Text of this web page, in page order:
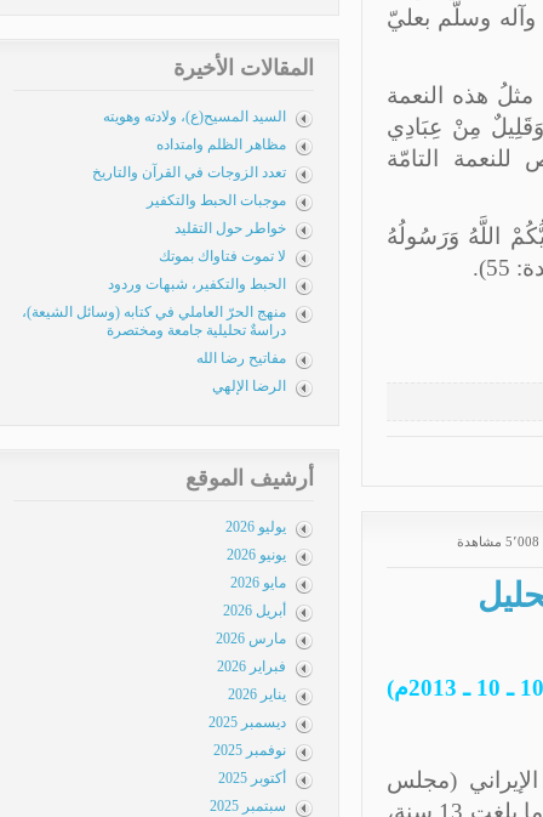
وسلَّم بعليّ
هذه النعمة
مِنْ عِبَادِي
للنعمة التامّة
اللَّهُ وَرَسُولُهُ
مشاهدة
(مجلس
الشورى) على مشروع قانون يبيح للرجل أن يتزوَّج (ابنته) بالتبنّي إذا ما بلغت 13 سنة،
المقالات الأخيرة
السيد المسيح(ع)، ولادته وهويته
مظاهر الظلم وامتداده
تعدد الزوجات في القرآن والتاريخ
موجبات الحبط والتكفير
خواطر حول التقليد
لا تموت فتاواك بموتك
الحبط والتكفير، شبهات وردود
منهج الحرّ العاملي في كتابه (وسائل الشيعة)،
دراسةٌ تحليلية جامعة ومختصرة
مفاتيح رضا الله
الرضا الإلهي
أرشيف الموقع
يوليو 2026
يونيو 2026
مايو 2026
أبريل 2026
مارس 2026
فبراير 2026
يناير 2026
ديسمبر 2025
نوفمبر 2025
أكتوبر 2025
سبتمبر 2025